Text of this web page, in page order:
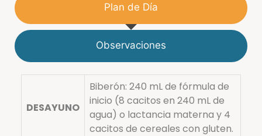
Plan de Día
Observaciones
DESAYUNO
Biberón: 240 mL de fórmula de
inicio (8 cacitos en 240 mL de
agua) o lactancia materna y 4
cacitos de cereales con gluten.